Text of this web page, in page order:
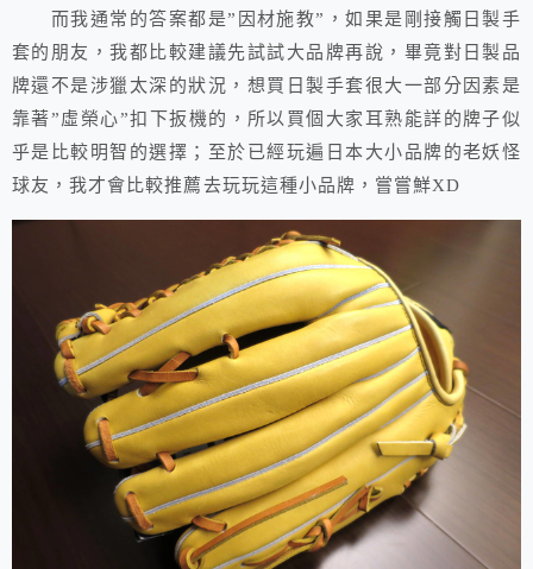
而我通常的答案都是”因材施教”，如果是剛接觸日製手
套的朋友，我都比較建議先試試大品牌再說，畢竟對日製品
牌還不是涉獵太深的狀況，想買日製手套很大一部分因素是
靠著”虛榮心”扣下扳機的，所以買個大家耳熟能詳的牌子似
乎是比較明智的選擇；至於已經玩遍日本大小品牌的老妖怪
球友，我才會比較推薦去玩玩這種小品牌，嘗嘗鮮XD